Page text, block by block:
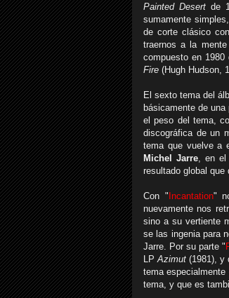
Painted Desert de
sumamente
de corte clásico
traernos a la
compuesto en
Fire (Hugh Hudson,
El sexto tema del
básicamente de
el peso del tema,
discográfica de un
tema que vuelve a
Michel Jarre, en el
resultado global que
Con " Incantation"
nuevamente nos
sino a su vertiente
se las ingenia para
Jarre. Por su parte "
LPAzimut (1981), y
tema
tema, y que es